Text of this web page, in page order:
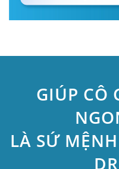
GIÚP CÔ
LÀ SỨ